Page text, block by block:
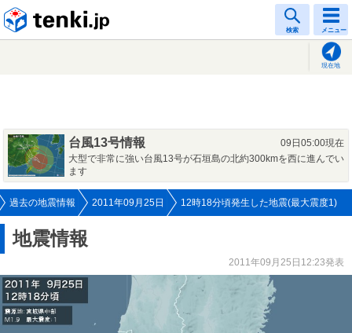
検索 メニュー
現在地
台風13号情報
09日05:00現在
大型で非常に強い台風13号が石垣島の北約300kmを西に進んでい
ます
過去の地震情報 2011年09月25日 12時18分頃発生した地震(最大震度1)
地震情報
2011年09月25日12:23発表